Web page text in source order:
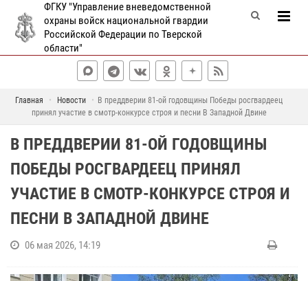
ФГКУ "Управление вневедомственной
охраны войск национальной гвардии
Российской Федерации по Тверской
области"
Главная Новости
В преддверии 81-ой годовщины Победы росгвардеец
принял участие в смотр-конкурсе строя и песни В Западной Двине
В ПРЕДДВЕРИИ 81-ОЙ ГОДОВЩИНЫ
ПОБЕДЫ РОСГВАРДЕЕЦ ПРИНЯЛ
УЧАСТИЕ В СМОТР-КОНКУРСЕ СТРОЯ И
ПЕСНИ В ЗАПАДНОЙ ДВИНЕ
06 мая 2026, 14:19